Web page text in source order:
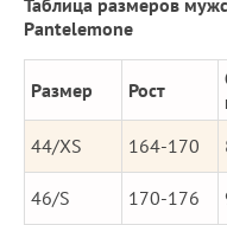
Pantelemone
Размер Рост
44/XS
164-170
46/S 170-176